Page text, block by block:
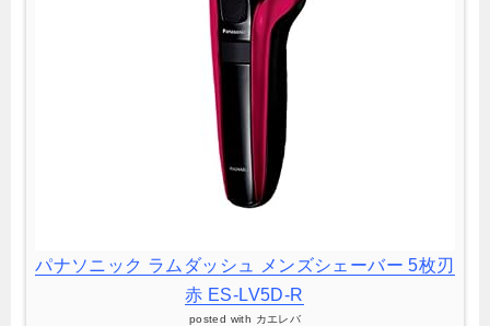
パナソニック ラムダッシュ メンズシェーバー 5枚刃
赤 ES-LV5D-R
posted with カエレバ